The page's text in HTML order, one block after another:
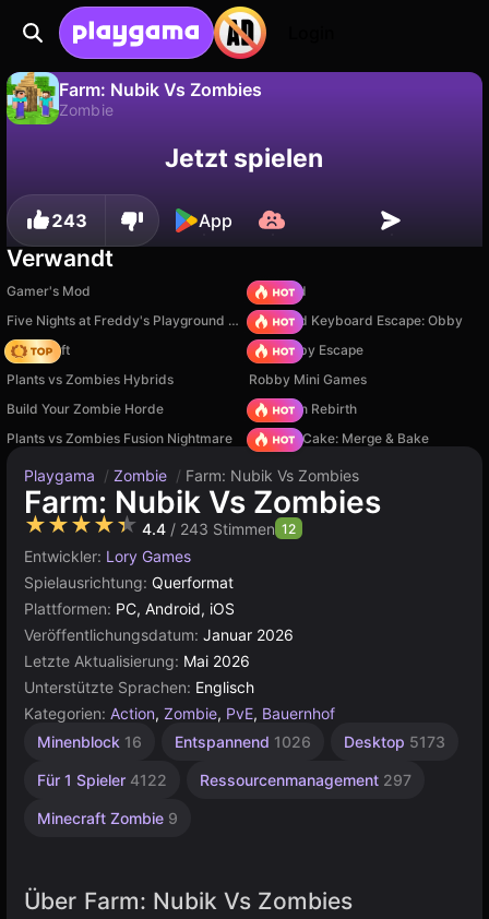
Farm: Nubik Vs Zombies
Zombie
speichern!
Nein
Jetzt spielen
243 App
Verwandt
Gamer's Mod
TB World
Five Nights at Freddy's Playground Sandbox
+1 Speed Keyboard Escape: Obby
Trap Craft
Your Obby Escape
Plants vs Zombies Hybrids
Robby Mini Games
Build Your Zombie Horde
Stickman Rebirth
Plants vs Zombies Fusion Nightmare
Piece of Cake: Merge & Bake
Playgama / Zombie / Farm: Nubik Vs Zombies
Farm: Nubik Vs Zombies
★★★★★ 4.4 / 243 Stimmen 12
Entwickler: Lory Games
Spielausrichtung: Querformat
Plattformen: PC, Android, iOS
Veröffentlichungsdatum: Januar 2026
Letzte Aktualisierung: Mai 2026
Unterstützte Sprachen: Englisch
Kategorien: Action, Zombie, PvE, Bauernhof
Minenblock 16 Entspannend 1026 Desktop 5173
Für 1 Spieler 4122 Ressourcenmanagement 297
Minecraft Zombie 9
Über Farm: Nubik Vs Zombies